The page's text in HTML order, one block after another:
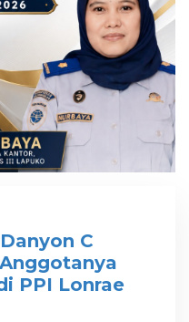
C
Anggotanya
PPI Lonrae